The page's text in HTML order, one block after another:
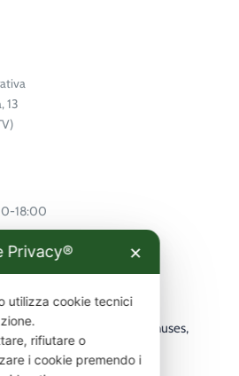
13
18:00
ARTICOLI
for Australian players – bonuses,
withdrawals & mobile
Privacy® ✕
utilizza cookie tecnici
rifiutare o
i cookie premendo i